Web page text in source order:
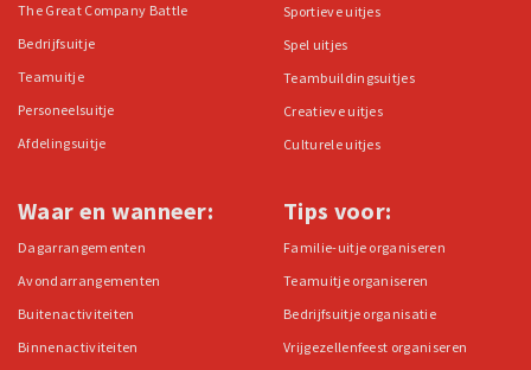
The Great Company Battle
Bedrijfsuitje
Teamuitje
Personeelsuitje
Afdelingsuitje
Sportieve uitjes
Spel uitjes
Teambuildingsuitjes
Creatieve uitjes
Culturele uitjes
Waar en wanneer:
Dagarrangementen
Avondarrangementen
Buitenactiviteiten
Binnenactiviteiten
Tips voor:
Familie-uitje organiseren
Teamuitje organiseren
Bedrijfsuitje organisatie
Vrijgezellenfeest organiseren